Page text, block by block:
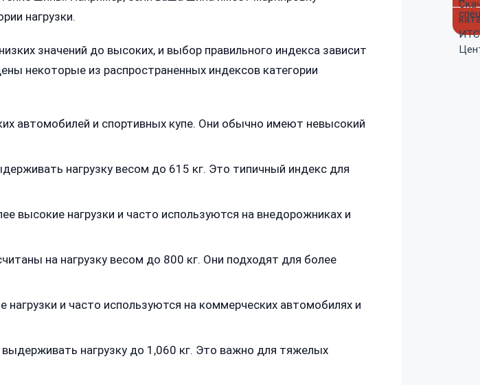
нагрузки.
значений до высоких, и выбор правильного индекса зависит
некоторые из распространенных индексов категории
автомобилей и спортивных купе. Они обычно имеют невысокий
нагрузку весом до 615 кг. Это типичный индекс для
высокие нагрузки и часто используются на внедорожниках и
на нагрузку весом до 800 кг. Они подходят для более
и часто используются на коммерческих автомобилях и
нагрузку до 1,060 кг. Это важно для тяжелых